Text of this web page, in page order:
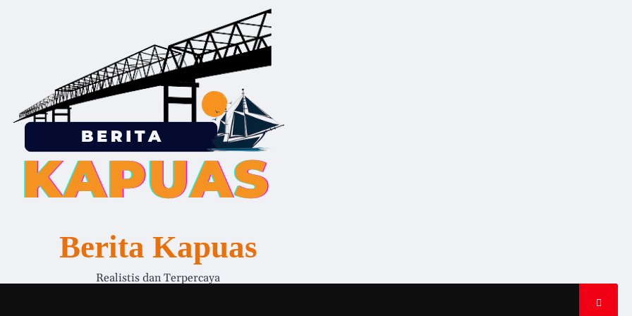
Berita Kapuas
Realistis dan Terpercaya